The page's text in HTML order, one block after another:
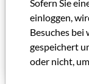
Fließ-vom
Von Christiane
Artikel lesen
Sofern Sie
einloggen,
Besuches bei
gespeichert
oder nicht,